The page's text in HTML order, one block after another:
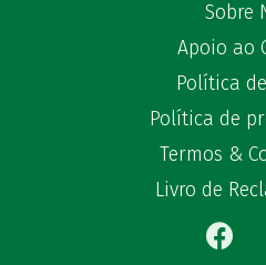
Sobre
Apoio ao
Política
Política de
Termos &
Livro de